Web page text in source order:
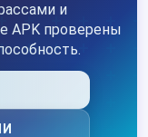
и
APK проверены